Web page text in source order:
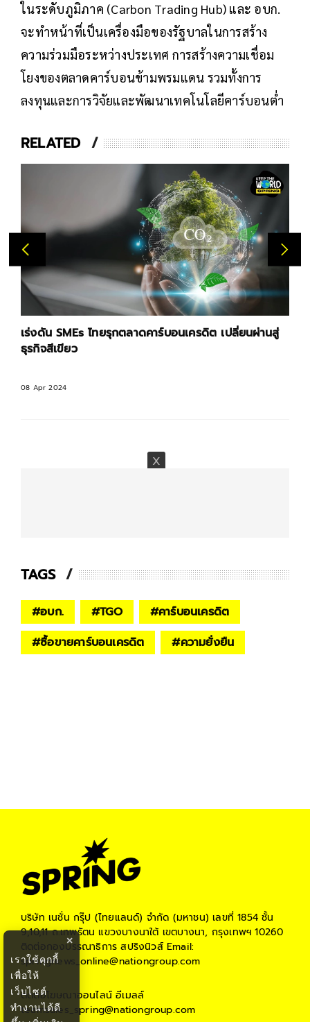
ในระดับภูมิภาค (Carbon Trading Hub) และ อบก.
จะทำหน้าที่เป็นเครื่องมือของรัฐบาลในการสร้าง
ความร่วมมือระหว่างประเทศ การสร้างความเชื่อม
โยงของตลาดคาร์บอนข้ามพรมแดน รวมทั้งการ
ลงทุนและการวิจัยและพัฒนาเทคโนโลยีคาร์บอนต่ำ
RELATED
เร่งดัน SMEs ไทยรุกตลาดคาร์บอนเครดิต เปลี่ยนผ่านสู่
ธุรกิจสีเขียว
08 Apr 2024
TAGS
#อบก. #TGO #คาร์บอนเครดิต
#ซื้อขายคาร์บอนเครดิต #ความยั่งยืน
บริษัท เนชั่น กรุ๊ป (ไทยแลนด์) จำกัด (มหาชน) เลขที่ 1854 ชั้น
9,10,11 ถ.เทพรัตน แขวงบางนาใต้ เขตบางนา, กรุงเทพฯ 10260
ติดต่อกองบรรณาธิการ สปริงนิวส์Email:
springnews_online@nationgroup.com
ติดต่อโฆษณาออนไลน์ อีเมลล์
teamsales_spring@nationgroup.com
×
เราใช้คุกกี้
เพื่อให้
เว็บไซต์
ทำงานได้ดี